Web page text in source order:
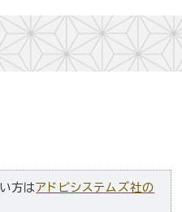
方はアドビシステムズ社の